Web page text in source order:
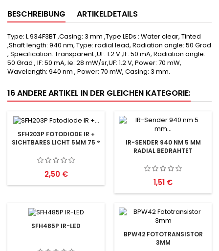
BESCHREIBUNG ARTIKELDETAILS
Type: L 934F3BT ,Casing: 3 mm ,Type LEDs : Water clear, Tinted
,Shaft length: 940 nm, Type: radial lead, Radiation angle: 50 Grad
, Specification: Transparent ,UF: 1.2 V ,IF: 50 mA, Radiation angle:
50 Grad , IF: 50 mA, Ie: 28 mW/sr,UF: 1.2 V, Power: 70 mW,
Wavelength: 940 nm , Power: 70 mW, Casing: 3 mm.
16 ANDERE ARTIKEL IN DER GLEICHEN KATEGORIE:
SFH203P FOTODIODE IR +
SICHTBARES LICHT 5MM 75 °
Preis
2,50 €
IR-SENDER 940 NM 5 MM
RADIAL BEDRAHTET
Preis
1,51 €
SFH485P IR-LED
BPW42 FOTOTRANSISTOR
3MM